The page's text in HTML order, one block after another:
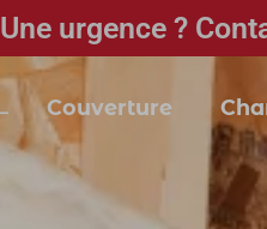
Une urgence ?
Couverture